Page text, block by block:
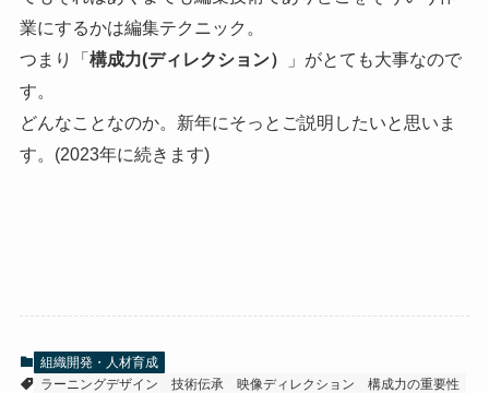
業にするかは編集テクニック。
つまり「構成力(ディレクション）
」がとても大事なので
す。
どんなことなのか。新年にそっとご説明したいと思いま
す。(2023年に続きます)
組織開発・人材育成
ラーニングデザイン
技術伝承 映像ディレクション 構成力の重要性